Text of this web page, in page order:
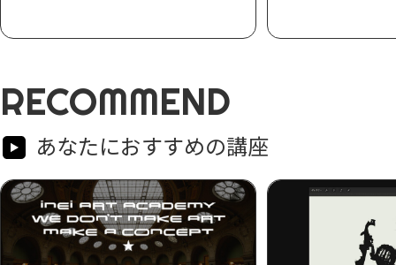
RECOMMEND
あなたにおすすめの講座